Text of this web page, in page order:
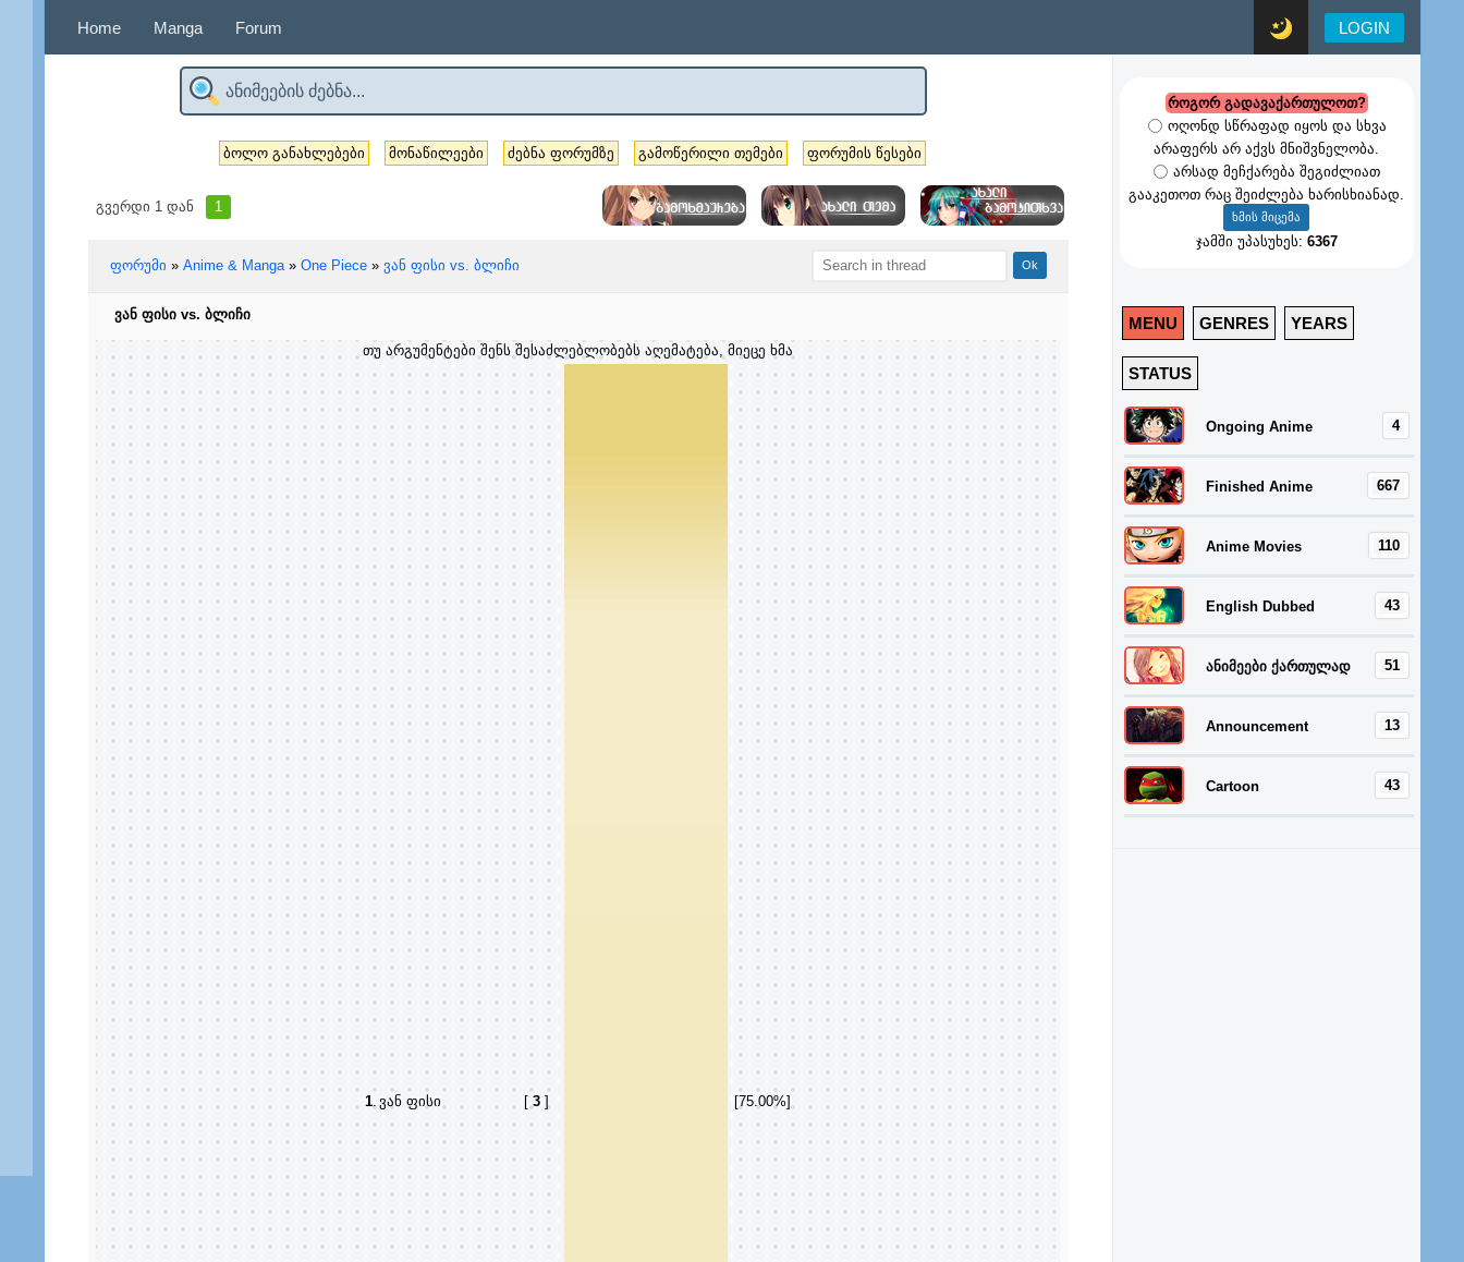
Home Manga Forum LOGIN
ბოლო განახლებები მონაწილეები ძებნა ფორუმზე გამოწერილი თემები ფორუმის წესები
გვერდი 1დან 1
ფორუმი » Anime & Manga » One Piece » ვან ფისი vs. ბლიჩი
ვან ფისი vs. ბლიჩი
თუ არგუმენტები შენს შესაძლებლობებს აღემატება, მიეცე ხმა
1. ვან ფისი [3 ] [75.00%]
როგორ გადავაქართულოთ?
ოღონდ სწრაფად იყოს და სხვა
არაფერს არ აქვს მნიშვნელობა.
არსად მეჩქარება შეგიძლიათ
გააკეთოთ რაც შეიძლება ხარისხიანად.
ჯამში უპასუხეს: 6367
MENU GENRES YEARS
STATUS
4
Ongoing Anime
667
Finished Anime
110
Anime Movies
43
English Dubbed
51
ანიმეები ქართულად
13
Announcement
43
Cartoon